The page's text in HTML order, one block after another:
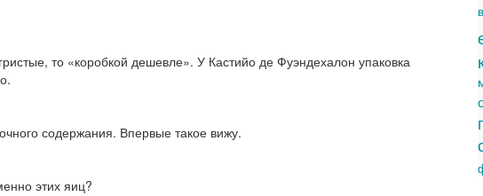
то «коробкой дешевле». У Кастийо де Фуэндехалон упаковка
содержания. Впервые такое вижу.
этих яиц?